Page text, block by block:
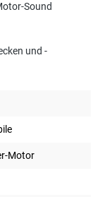
Sound
und -
Motor